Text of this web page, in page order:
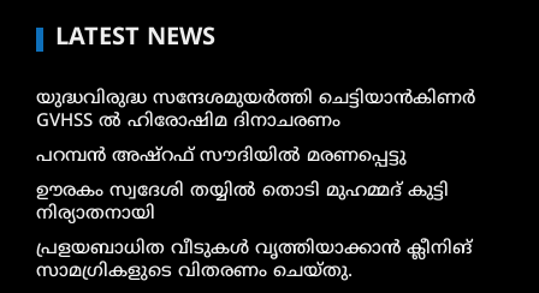
LATEST NEWS
യുദ്ധവിരുദ്ധ സന്ദേശമുയർത്തി ചെട്ടിയാൻകിണർ
GVHSS ൽ ഹിരോഷിമ ദിനാചരണം
പറമ്പൻ അഷ്‌റഫ് സൗദിയിൽ മരണപ്പെട്ടു
ഊരകം സ്വദേശി തയ്യിൽ തൊടി മുഹമ്മദ് കുട്ടി
നിര്യാതനായി
പ്രളയബാധിത വീടുകൾ വൃത്തിയാക്കാൻ ക്ലീനിങ്
സാമഗ്രികളുടെ വിതരണം ചെയ്തു.